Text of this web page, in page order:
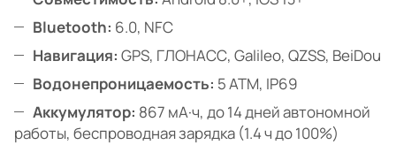
Bluetooth: 6.0, NFC
Навигация: GPS, ГЛОНАСС, Galileo, QZSS, BeiDou
Водонепроницаемость: 5 ATM, IP69
Аккумулятор: 867 мА·ч, до 14 дней автономной
работы, беспроводная зарядка (1.4 ч до 100%)